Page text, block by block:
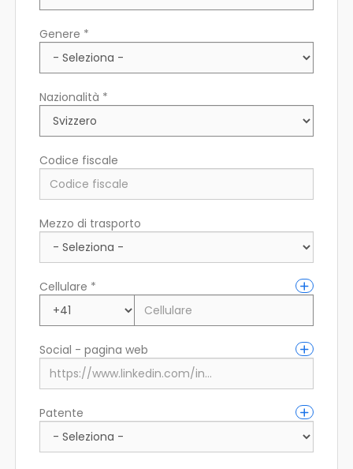
Regione/Cantone di residenza *
CAP/NAP di residenza
Città di residenza (fiscale)
Indirizzo di residenza
Genere *
Nazionalità *
Codice fiscale
Mezzo di trasporto
Cellulare *
Social - pagina web
Patente